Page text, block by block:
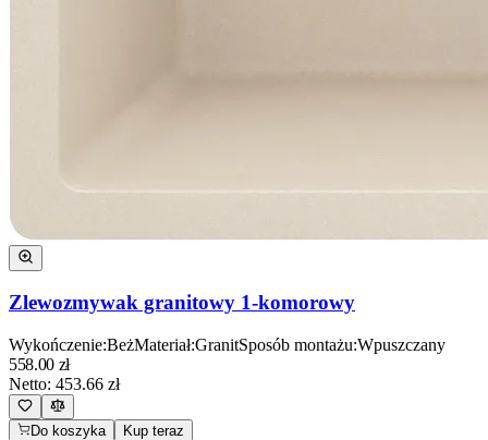
Zlewozmywak granitowy 1-komorowy
Wykończenie:BeżMateriał:GranitSposób montażu:Wpuszczany
558.00 zł
Netto: 453.66 zł
Do koszyka Kup teraz